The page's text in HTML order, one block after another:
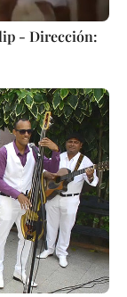
- Dirección: